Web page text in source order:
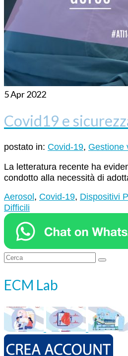
5Apr 2022
Covid19 e
postato in: Covid-19, Gestione
La letteratura recente ha
condotto alla necessità di
Aerosol, Covid-19, Dispositivi
Difficili
Cerca:
ECM Lab